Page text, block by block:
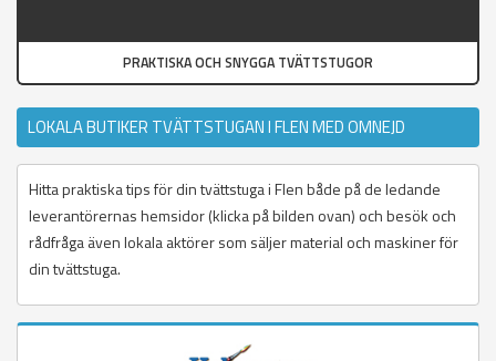
PRAKTISKA OCH SNYGGA TVÄTTSTUGOR
LOKALA BUTIKER TVÄTTSTUGAN I FLEN MED OMNEJD
Hitta praktiska tips för din tvättstuga i Flen både på de ledande
leverantörernas hemsidor (klicka på bilden ovan) och besök och
rådfråga även lokala aktörer som säljer material och maskiner för
din tvättstuga.